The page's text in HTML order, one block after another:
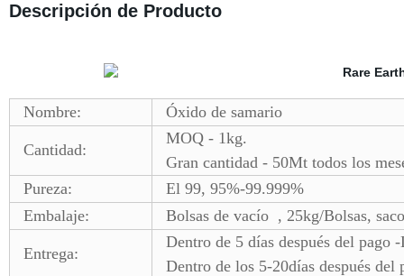
Descripción de Producto
Nombre: Óxido de samario
Cantidad:
MOQ - 1kg.
Gran cantidad - 50Mt todos los
Pureza:
El 99, 95%-99.999%
Embalaje:
Bolsas de vacío , 25kg/Bolsas,
Entrega:
Dentro de 5 días después del pago -
Dentro de los 5-20días después del